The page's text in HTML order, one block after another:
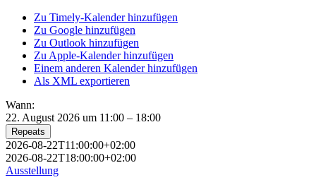
Zu Timely-Kalender hinzufügen
Zu Google hinzufügen
Zu Outlook hinzufügen
Zu Apple-Kalender hinzufügen
Einem anderen Kalender hinzufügen
Als XML exportieren
Wann:
22. August 2026 um 11:00 – 18:00
Repeats
2026-08-22T11:00:00+02:00
2026-08-22T18:00:00+02:00
Ausstellung